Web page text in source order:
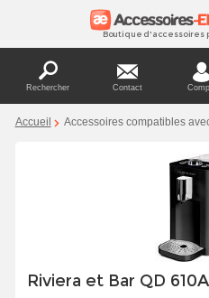
Boutique d'accessoires
Rechercher Contact
Accueil Accessoires compatibles
Riviera et Bar QD 610A